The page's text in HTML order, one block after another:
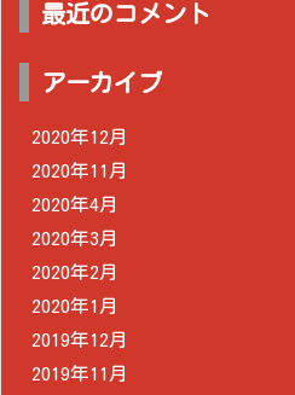
最近のコメント
アーカイブ
2020年12月
2020年11月
2020年4月
2020年3月
2020年2月
2020年1月
2019年12月
2019年11月